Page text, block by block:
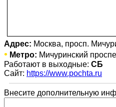
Адрес: Москва, просп.
• Метро: Мичуринский
Работают в выходные: СБ
Сайт: https://www.pochta.ru
Внесите дополнительную